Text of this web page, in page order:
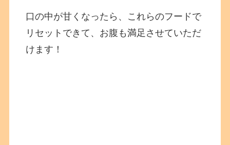
口の中が甘くなったら、これらのフードで
リセットできて、お腹も満足させていただ
けます！